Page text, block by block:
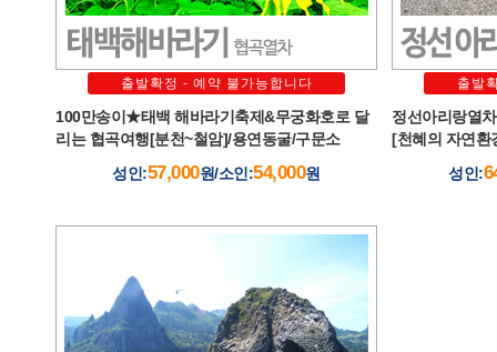
출발확정 - 예약 불가능합니다
100만송이★태백 해바라기축제&무궁화호로 달
리는 협곡여행[분천~철암]/용연동굴/구문소
성인:57,000원/소인:54,000원
출발
정선아리랑열
[천혜의 자연환
성인: